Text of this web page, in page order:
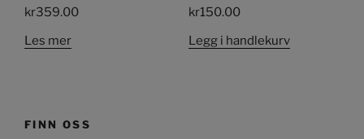
kr359.00
Les mer
kr150.00
Legg i handlekurv
FINN OSS